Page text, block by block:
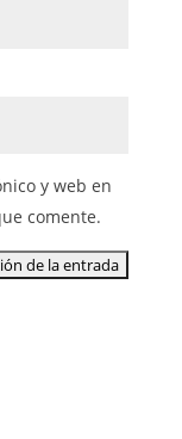
y web en
comente.